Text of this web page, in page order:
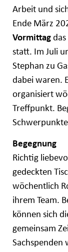
Arbeit und
Ende März
Vormittag
statt. Im Juli
Stephan zu
dabei waren.
organisiert
Treffpunkt.
Begegnung
Richtig
gedeckten
wöchentlich
ihrem Team.
können sich
gemeinsam
Sachspenden